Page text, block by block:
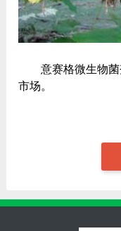
意赛格微生物
市场。